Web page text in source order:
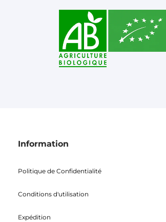
Information
Politique de Confidentialité
Conditions d'utilisation
Expédition